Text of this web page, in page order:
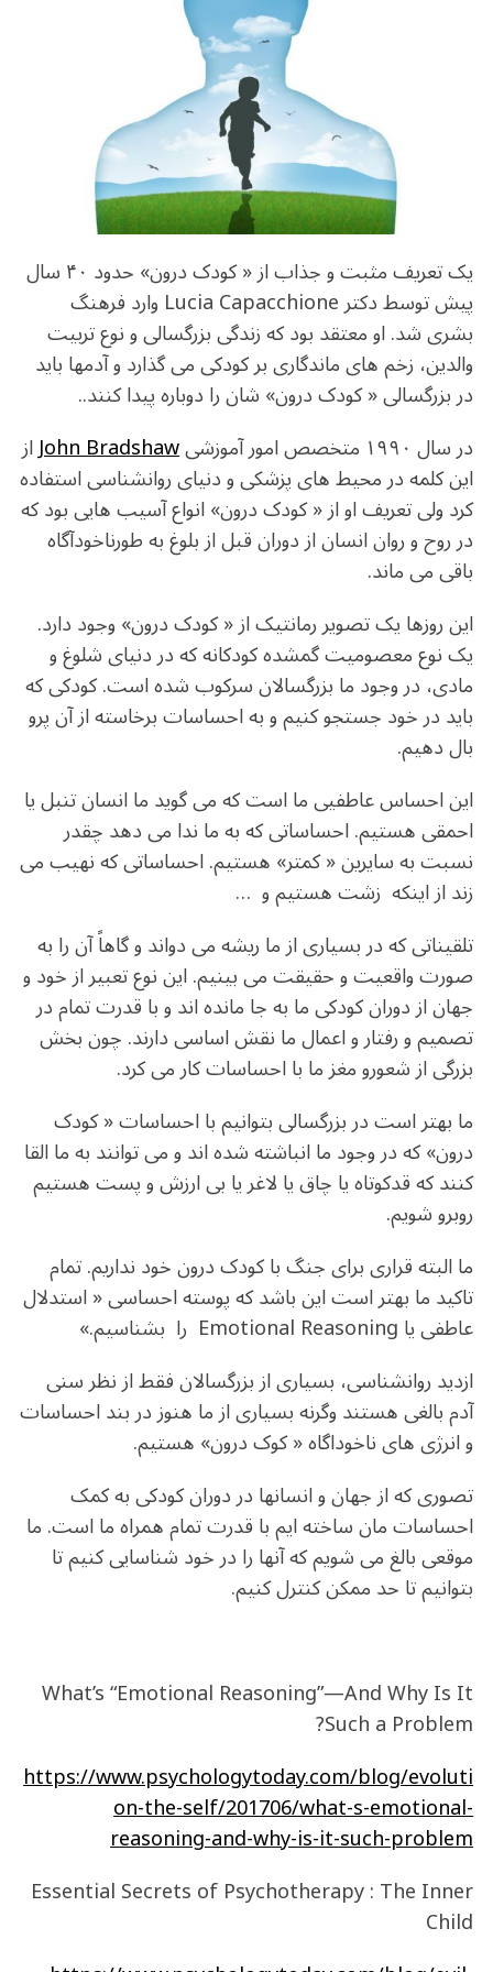
p
یک تعریف مثبت و جذاب از « کودک درون» حدود ۴۰ سال
پیش توسط دکتر Lucia Capacchione وارد فرهنگ
بشری شد. او معتقد بود که زندگی بزرگسالی و نوع تربیت
والدین، زخم های ماندگاری بر کودکی می گذارد و آدمها باید
در بزرگسالی « کودک درون» شان را دوباره پیدا کنند..
در سال ۱۹۹۰ متخصص امور آموزشی
John Bradshawاز
این کلمه در محیط های پزشکی و دنیای روانشناسی استفاده
کرد ولی تعریف او از « کودک درون» انواع آسیب هایی بود که
در روح و روان انسان از دوران قبل از بلوغ به طورناخودآگاه
باقی می ماند.
این روزها یک تصویر رمانتیک از « کودک درون» وجود دارد.
یک نوع معصومیت گمشده کودکانه که در دنیای شلوغ و
مادی، در وجود ما بزرگسالان سرکوب شده است. کودکی که
باید در خود جستجو کنیم و به احساسات برخاسته از آن پرو
بال دهیم.
این احساس عاطفیی ما است که می گوید ما انسان تنبل یا
احمقی هستیم. احساساتی که به ما ندا می دهد چقدر
نسبت به سایرین « کمتر» هستیم. احساساتی که نهیب می
زند از اینکه زشت هستیم و …
تلقیناتی که در بسیاری از ما ریشه می دواند و گاهاً آن را به
صورت واقعیت و حقیقت می بینیم. این نوع تعبیر از خود و
جهان از دوران کودکی ما به جا مانده اند و با قدرت تمام در
تصمیم و رفتار و اعمال ما نقش اساسی دارند. چون بخش
بزرگی از شعورو مغز ما با احساسات کار می کرد.
ما بهتر است در بزرگسالی بتوانیم با احساسات « کودک
درون» که در وجود ما انباشته شده اند و می توانند به ما القا
کنند که قدکوتاه یا چاق یا لاغر یا بی ارزش و پست هستیم
روبرو شویم.
ما البته قراری برای جنگ با کودک درون خود نداریم. تمام
تاکید ما بهتر است این باشد که پوسته احساسی « استدلال
عاطفی یا Emotional Reasoning را بشناسیم.»
ازدید روانشناسی، بسیاری از بزرگسالان فقط از نظر سنی
آدم بالغی هستند وگرنه بسیاری از ما هنوز در بند احساسات
و انرژی های ناخوداگاه « کوک درون» هستیم.
تصوری که از جهان و انسانها در دوران کودکی به کمک
احساسات مان ساخته ایم با قدرت تمام همراه ما است. ما
موقعی بالغ می شویم که آنها را در خود شناسایی کنیم تا
بتوانیم تا حد ممکن کنترل کنیم.
What’s “Emotional Reasoning”—And Why Is It
Such a Problem?
https://www.psychologytoday.com/blog/evoluti
on-the-self/201706/what-s-emotional-
reasoning-and-why-is-it-such-problem
Essential Secrets of Psychotherapy : The Inner
Child